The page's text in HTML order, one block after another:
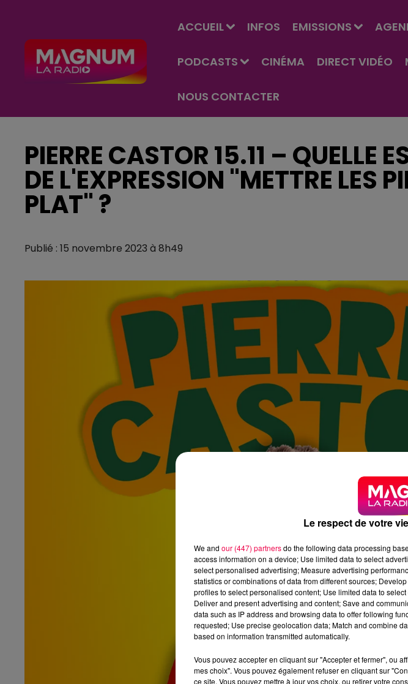
ACCUEIL INFOS EMISSIONS
PODCASTS CINÉMA DIRECT VIDÉO
NOUS CONTACTER
PIERRE CASTOR 15.11 – QUELLE
DE L'EXPRESSION "METTRE LES
PLAT" ?
Publié : 15 novembre 2023 à 8h49
Le respect de votre
We and our (447) partnersdo the following data processing
access information on a device; Use limited data to select
select personalised advertising; Measure advertising
statistics or combinations of data from different sources;
profiles to select personalised content; Use limited data to
Deliver and present advertising and content; Save and
data such as IP address and browsing data to offer following
requested; Use precise geolocation data; Match and combine
based on information transmitted automatically.
Vous pouvez accepter en cliquant sur "Accepter et fermer", ou
mes choix". Vous pouvez également refuser en cliquant sur
ce site. Vous pouvez mettre à jour vos choix, ou retirer votre